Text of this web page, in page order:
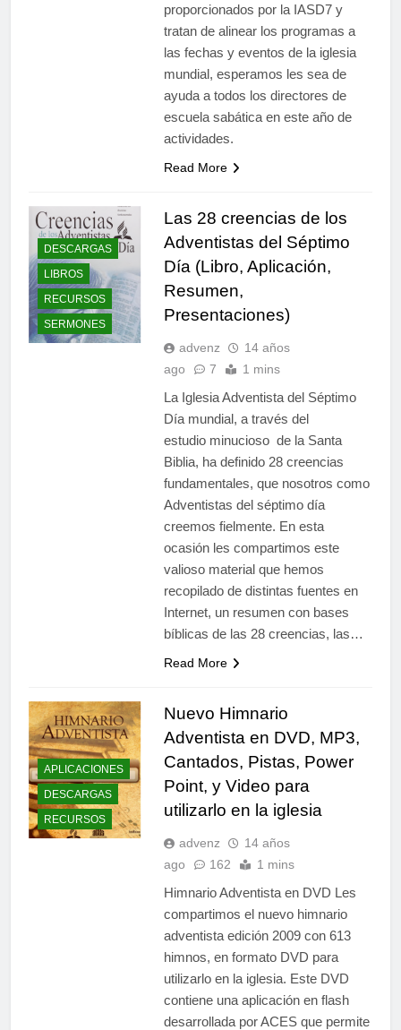
proporcionados por la IASD7 y
tratan de alinear los programas a
las fechas y eventos de la iglesia
mundial, esperamos les sea de
ayuda a todos los directores de
escuela sabática en este año de
actividades.
Read More
DESCARGAS
LIBROS
RECURSOS
SERMONES
Las 28 creencias de los
Adventistas del Séptimo
Día (Libro, Aplicación,
Resumen,
Presentaciones)
advenz
14 años
ago
7 1 mins
La Iglesia Adventista del Séptimo
Día mundial, a través del
estudio minucioso de la Santa
Biblia, ha definido 28 creencias
fundamentales, que nosotros como
Adventistas del séptimo día
creemos fielmente. En esta
ocasión les compartimos este
valioso material que hemos
recopilado de distintas fuentes en
Internet, un resumen con bases
bíblicas de las 28 creencias, las…
Read More
APLICACIONES
DESCARGAS
RECURSOS
Nuevo Himnario
Adventista en DVD, MP3,
Cantados, Pistas, Power
Point, y Video para
utilizarlo en la iglesia
advenz
14 años
ago
162 1 mins
Himnario Adventista en DVD Les
compartimos el nuevo himnario
adventista edición 2009 con 613
himnos, en formato DVD para
utilizarlo en la iglesia. Este DVD
contiene una aplicación en flash
desarrollada por ACES que permite